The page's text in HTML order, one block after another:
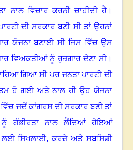
ਨਾਲ ਵਿਚਾਰ ਕਰਨੀ ਚਾਹੀਦੀ ਹੈ।
ਦੀ ਸਰਕਾਰ ਬਣੀ ਸੀ ਤਾਂ ਉਹਨਾਂ
ਯੋਜਨਾ ਬਣਾਈ ਸੀ ਜਿਸ ਵਿੱਚ ਉਸ
ਵਿਅਕਤੀਆਂ ਨੂੰ ਰੁਜ਼ਗਾਰ ਦੇਣਾ ਸੀ।
ਗਿਆ ਸੀ ਪਰ ਜਨਤਾ ਪਾਰਟੀ ਦੀ
ਹੋ ਗਈ ਅਤੇ ਨਾਲ ਹੀ ਉਹ ਯੋਜਨਾ
ਵਿੱਚ ਜਦੋਂ ਕਾਂਗਰਸ ਦੀ ਸਰਕਾਰ ਬਣੀ ਤਾਂ
ਨੂੰ ਗੰਭੀਰਤਾ ਨਾਲ ਲੈਂਦਿਆਂ ਹੋਇਆਂ
ਲਈ ਸਿਖਲਾਈ,ਕਰਜ਼ੇ ਅਤੇ ਸਬਸਿਡੀ